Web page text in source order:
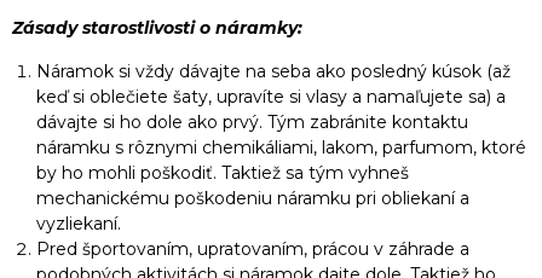
Zásady starostlivosti o náramky:
Náramok si vždy dávajte na seba ako posledný kúsok (až
keď si oblečiete šaty, upravíte si vlasy a namaľujete sa) a
dávajte si ho dole ako prvý. Tým zabránite kontaktu
náramku s rôznymi chemikáliami, lakom, parfumom, ktoré
by ho mohli poškodiť. Taktiež sa tým vyhneš
mechanickému poškodeniu náramku pri obliekaní a
vyzliekaní.
Pred športovaním, upratovaním, prácou v záhrade a